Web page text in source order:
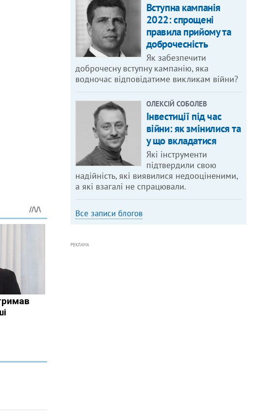
Вступна кампанія
2022: спрощені
правила прийому та
доброчесність
Як забезпечити
доброчесну вступну кампанію, яка
водночас відповідатиме викликам війни?
ОЛЕКСІЙ СОБОЛЕВ
Інвестиції під час
війни: як змінилися та
у що вкладатися
Які інструменти
підтвердили свою
надійність, які виявилися недооціненими,
а які взагалі не спрацювали.
Все записи блогов
РЕКЛАМА